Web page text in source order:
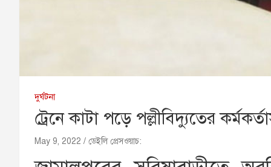
দুর্ঘটনা
ট্রেনে কাটা পড়ে পল্লীবিদ্যুতের
May 9, 2022 ডেইলি প্রেসওয়াচ: